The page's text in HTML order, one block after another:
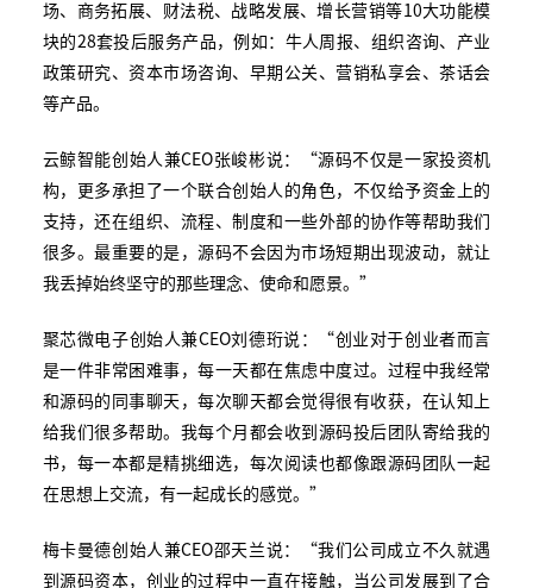
场、商务拓展、财法税、战略发展、增长营销等10大功能模
块的28套投后服务产品，例如：牛人周报、组织咨询、产业
政策研究、资本市场咨询、早期公关、营销私享会、茶话会
等产品。
云鲸智能创始人兼CEO张峻彬说：“源码不仅是一家投资机
构，更多承担了一个联合创始人的角色，不仅给予资金上的
支持，还在组织、流程、制度和一些外部的协作等帮助我们
很多。最重要的是，源码不会因为市场短期出现波动，就让
我丢掉始终坚守的那些理念、使命和愿景。”
聚芯微电子创始人兼CEO刘德珩说：“创业对于创业者而言
是一件非常困难事，每一天都在焦虑中度过。过程中我经常
和源码的同事聊天，每次聊天都会觉得很有收获，在认知上
给我们很多帮助。我每个月都会收到源码投后团队寄给我的
书，每一本都是精挑细选，每次阅读也都像跟源码团队一起
在思想上交流，有一起成长的感觉。”
梅卡曼德创始人兼CEO邵天兰说：“我们公司成立不久就遇
到源码资本，创业的过程中一直在接触，当公司发展到了合